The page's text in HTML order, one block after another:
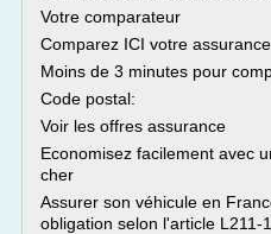
Votre comparateur
Comparez ICI votre
Moins de 3 minutes pour
Code postal:
Voir les offres assurance
Economisez facilement avec
cher
Assurer son véhicule en
obligation selon l'article L211-